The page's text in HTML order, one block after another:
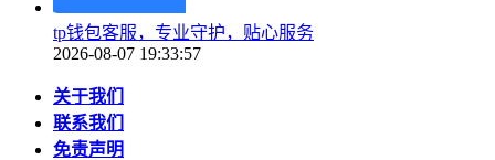
tp钱包客服，专业守护，贴心服务
2026-08-07 19:33:57
关于我们
联系我们
免责声明